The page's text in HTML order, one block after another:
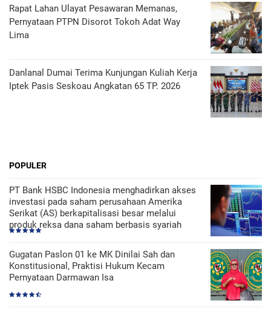
Rapat Lahan Ulayat Pesawaran Memanas,
Pernyataan PTPN Disorot Tokoh Adat Way
Lima
Danlanal Dumai Terima Kunjungan Kuliah Kerja
Iptek Pasis Seskoau Angkatan 65 TP. 2026
POPULER
PT Bank HSBC Indonesia menghadirkan akses
investasi pada saham perusahaan Amerika
Serikat (AS) berkapitalisasi besar melalui
produk reksa dana saham berbasis syariah
Gugatan Paslon 01 ke MK Dinilai Sah dan
Konstitusional, Praktisi Hukum Kecam
Pernyataan Darmawan Isa